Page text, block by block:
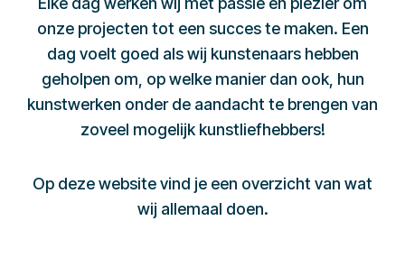
onze projecten tot een succes te maken. Een
dag voelt goed als wij kunstenaars hebben
geholpen om, op welke manier dan ook, hun
kunstwerken onder de aandacht te brengen van
zoveel mogelijk kunstliefhebbers!
Op deze website vind je een overzicht van wat
wij allemaal doen.